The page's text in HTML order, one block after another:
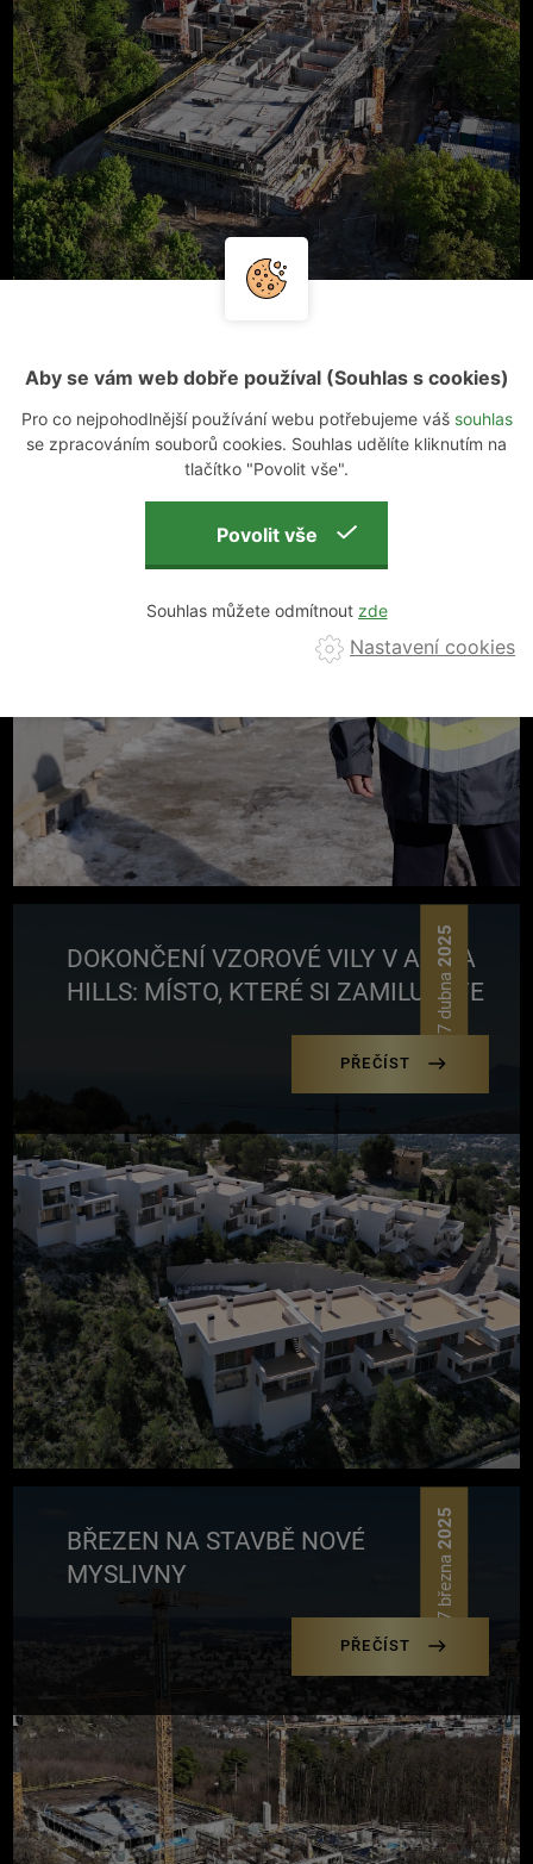
23 dubna
2025
NAHLÉDNĚTE DO ZÁKULISÍ STAVBY
NOVÉ MYSLIVNY
PŘEČÍST
17 dubna
2025
DOKONČENÍ VZOROVÉ VILY V ALTEA
HILLS: MÍSTO, KTERÉ SI ZAMILUJETE
PŘEČÍST
27 března
2025
BŘEZEN NA STAVBĚ NOVÉ
MYSLIVNY
PŘEČÍST
Aby se vám web dobře používal (Souhlas s cookies)
Pro co nejpohodlnější používání webu potřebujeme váš souhlas
se zpracováním souborů cookies. Souhlas udělíte kliknutím na
tlačítko "Povolit vše".
Souhlas můžete odmítnout
Nastavení cookies